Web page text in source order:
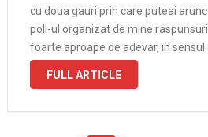
cu doua gauri prin care puteai
poll-ul organizat de mine
foarte aproape de adevar, in sensul
bautura, dar nu pentru …
FULL ARTICLE